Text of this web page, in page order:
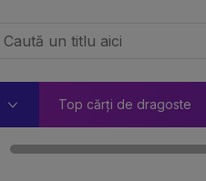
Top cărți de dragoste